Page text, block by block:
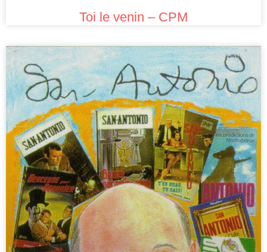
Toi le venin – CPM